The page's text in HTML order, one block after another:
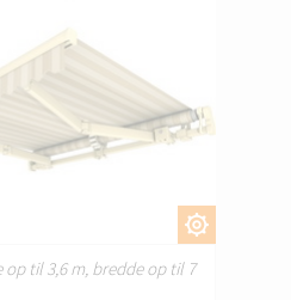
til 3,6 m, bredde op til 7